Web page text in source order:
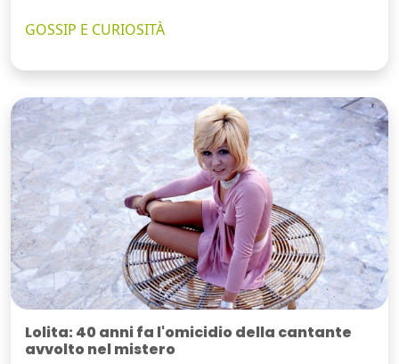
GOSSIP E CURIOSITÀ
Lolita: 40 anni fa l'omicidio della cantante
avvolto nel mistero